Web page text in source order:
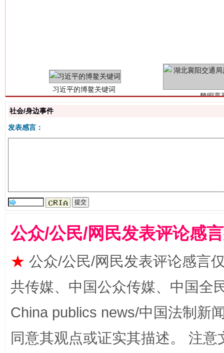
社会/身边事件
发表感言：
公众/公民/网民发表评论感
★ 公众/公民/网民发表评论感言
共传媒、中国公众传媒、中国全
China publics news/中国法制新
同意其观点或证实其描述。 注